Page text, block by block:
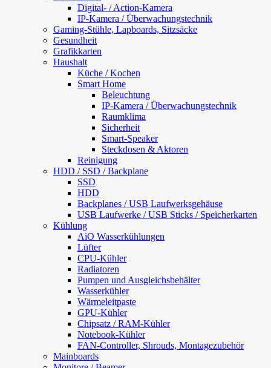
Digital- / Action-Kamera
IP-Kamera / Überwachungstechnik
Gaming-Stühle, Lapboards, Sitzsäcke
Gesundheit
Grafikkarten
Haushalt
Küche / Kochen
Smart Home
Beleuchtung
IP-Kamera / Überwachungstechnik
Raumklima
Sicherheit
Smart-Speaker
Steckdosen & Aktoren
Reinigung
HDD / SSD / Backplane
SSD
HDD
Backplanes / USB Laufwerksgehäuse
USB Laufwerke / USB Sticks / Speicherkarten
Kühlung
AiO Wasserkühlungen
Lüfter
CPU-Kühler
Radiatoren
Pumpen und Ausgleichsbehälter
Wasserkühler
Wärmeleitpaste
GPU-Kühler
Chipsatz / RAM-Kühler
Notebook-Kühler
FAN-Controller, Shrouds, Montagezubehör
Mainboards